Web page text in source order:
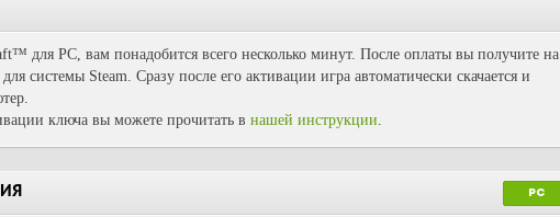
для PC, вам понадобится всего несколько минут. После оплаты вы получите на
системы Steam. Сразу после его активации игра автоматически скачается и
ключа вы можете прочитать в нашей инструкции.
PC